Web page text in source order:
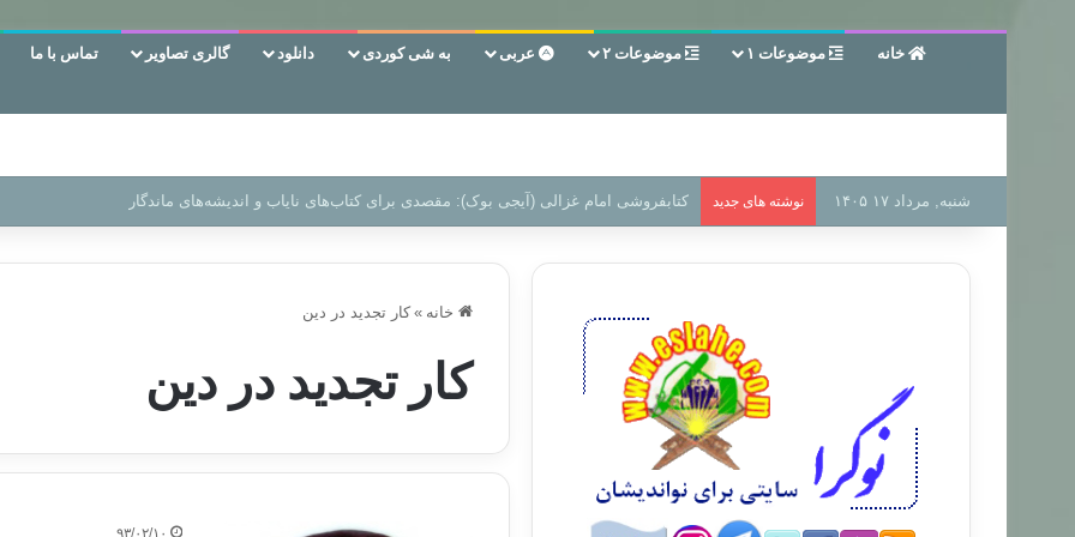
خانه موضوعات ۱ موضوعات ۲ عربی به شی کوردی دانلود گالری تصاویر تماس با ما
شنبه, مرداد ۱۷ ۱۴۰۵ نوشته های جدید سر دفتر فساد در زمین‌، دوری وکناره‌گیری از راه خداست‌!
خانه » كار تجديد در دین
كار تجديد در دین
۹۳/۰۲/۱۰